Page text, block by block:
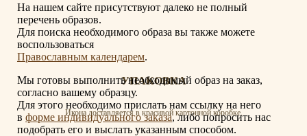
УПАКОВКА
Икона доставляется в красивой картонной коробке.
На нашем сайте присутствуют далеко не полный
перечень образов.
Для поиска необходимого образа вы также можете
воспользоваться
Православным календарем.
Мы готовы выполнить необходимый образ на заказ,
согласно вашему образцу.
Для этого необходимо прислать нам ссылку на него
в форме индивидуального заказа, либо попросить нас
подобрать его и выслать указанным способом.